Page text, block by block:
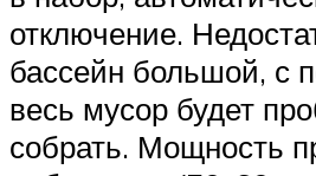
отключение.
бассейн большой, с
весь мусор будет
собрать. Мощность